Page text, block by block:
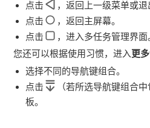
点击
，返回上一级菜单或退
点击
，返回主屏幕。
点击
，进入多任务管理界面
您还可以根据使用习惯，进入更
选择不同的导航键组合。
点击
（若所选导航键组合
板。